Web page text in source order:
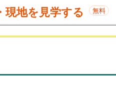
現地を見学する 無料